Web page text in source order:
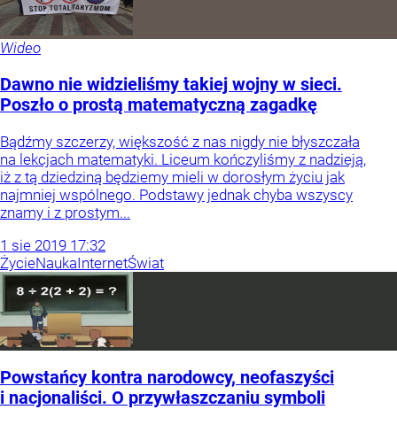
Wideo
Dawno nie widzieliśmy takiej wojny w sieci.
Poszło o prostą matematyczną zagadkę
Bądźmy szczerzy, większość z nas nigdy nie błyszczała
na lekcjach matematyki. Liceum kończyliśmy z nadzieją,
iż z tą dziedziną będziemy mieli w dorosłym życiu jak
najmniej wspólnego. Podstawy jednak chyba wszyscy
znamy i z prostym...
1 sie 2019 17:32
ŻycieNaukaInternetŚwiat
Powstańcy kontra narodowcy, neofaszyści
i nacjonaliści. O przywłaszczaniu symboli